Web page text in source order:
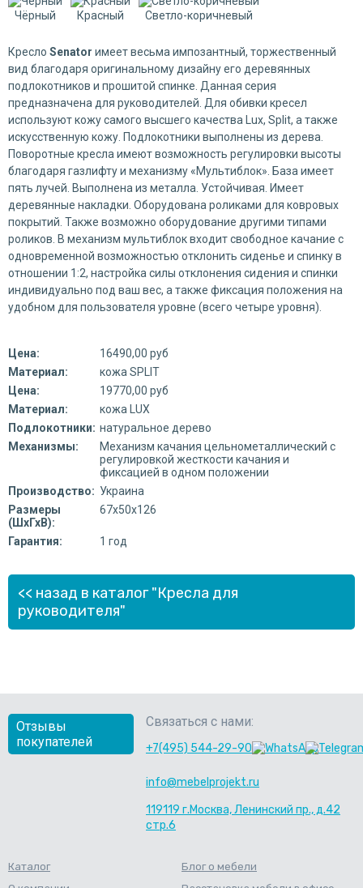
Чёрный Красный Светло-коричневый
Кресло Senator имеет весьма импозантный, торжественный
вид благодаря оригинальному дизайну его деревянных
подлокотников и прошитой спинке. Данная серия
предназначена для руководителей. Для обивки кресел
используют кожу самого высшего качества Lux, Split, а также
искусственную кожу. Подлокотники выполнены из дерева.
Поворотные кресла имеют возможность регулировки высоты
благодаря газлифту и механизму «Мультиблок». База имеет
пять лучей. Выполнена из металла. Устойчивая. Имеет
деревянные накладки. Оборудована роликами для ковровых
покрытий. Также возможно оборудование другими типами
роликов. В механизм мультиблок входит свободное качание с
одновременной возможностью отклонить сиденье и спинку в
отношении 1:2, настройка силы отклонения сидения и спинки
индивидуально под ваш вес, а также фиксация положения на
удобном для пользователя уровне (всего четыре уровня).
Цена:
16490,00 руб
Материал:
кожа SPLIT
Цена:
19770,00 руб
Материал:
кожа LUX
Подлокотники: натуральное дерево
Механизмы:
Механизм качания цельнометаллический с
регулировкой жесткости качания и
фиксацией в одном положении
Производство: Украина
Размеры
(ШхГхВ):
67х50х126
Гарантия: 1 год
<< назад в каталог "Кресла для
руководителя"
Отзывы
покупателей
Связаться с нами:
+7(495) 544-29-90
info@mebelprojekt.ru
119119 г.Москва, Ленинский пр., д.42
стр.6
Каталог
Блог о мебели